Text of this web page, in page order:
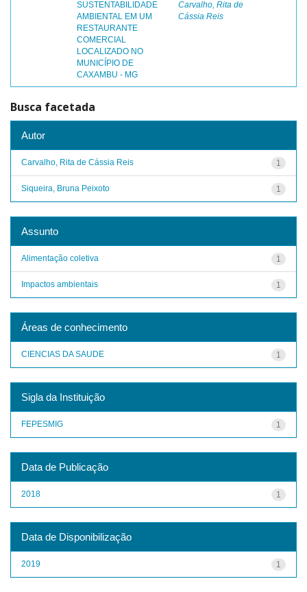
SUSTENTABILIDADE
AMBIENTAL EM UM
RESTAURANTE
COMERCIAL
LOCALIZADO NO
MUNICÍPIO DE
CAXAMBU - MG
Carvalho, Rita de
Cássia Reis
Busca facetada
Autor
1
Carvalho, Rita de Cássia Reis
1
Siqueira, Bruna Peixoto
Assunto
1
Alimentação coletiva
1
Impactos ambientais
Áreas de conhecimento
1
CIENCIAS DA SAUDE
Sigla da Instituição
1
FEPESMIG
Data de Publicação
1
2018
Data de Disponibilização
1
2019